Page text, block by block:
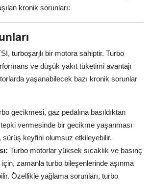
kronik sorunları:
turboşarjlı bir motora sahiptir. Turbo
ve düşük yakıt tüketimi avantajı
yaşanabilecek bazı kronik sorunlar
gecikmesi, gaz pedalına basıldıktan
vermesinde bir gecikme yaşanması
sürüş keyfini olumsuz etkileyebilir.
Turbo motorlar yüksek sıcaklık ve basınç
için, zamanla turbo bileşenlerinde aşınma
Özellikle yağlama sorunları, turbo